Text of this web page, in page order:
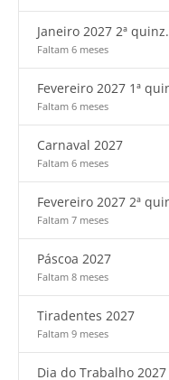
Janeiro 2027 2ª quinz.
Faltam 6 meses
Fevereiro 2027 1ª
Faltam 6 meses
Carnaval 2027
Faltam 6 meses
Fevereiro 2027 2ª
Faltam 7 meses
Páscoa 2027
Faltam 8 meses
Tiradentes 2027
Faltam 9 meses
Dia do Trabalho 2027